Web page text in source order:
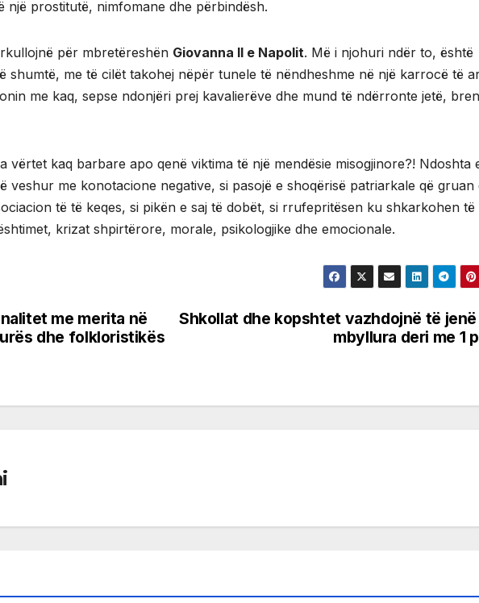
një prostitutë, nimfomane dhe përbindësh.
për mbretëreshën Giovanna II e Napolit. Më i njohuri ndër to, është
shumtë, me të cilët takohej nëpër tunele të nëndheshme në një karrocë të
me kaq, sepse ndonjëri prej kavalierëve dhe mund të ndërronte jetë,
vërtet kaq barbare apo qenë viktima të një mendësie misogjinore?! Ndoshta
veshur me konotacione negative, si pasojë e shoqërisë patriarkale që gruan
të të keqes, si pikën e saj të dobët, si rrufepritësen ku shkarkohen të
krizat shpirtërore, morale, psikologjike dhe emocionale.
Shkollat dhe kopshtet vazhdojnë të
mbyllura deri me 1
me merita në
dhe folkloristikës